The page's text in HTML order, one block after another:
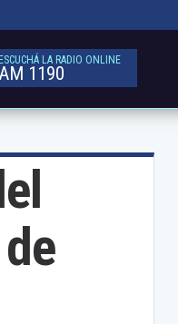
ESCUCHÁ LA RADIO ONLINE
AM 1190